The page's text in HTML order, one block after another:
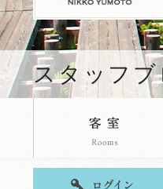
スタッフ